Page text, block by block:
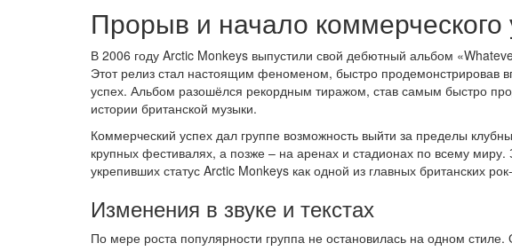
Прорыв и начало коммерческого
В 2006 году Arctic Monkeys выпустили свой дебютный альбом
Этот релиз стал настоящим феноменом, быстро продемонстрировав
успех. Альбом разошёлся рекордным тиражом, став самым быстро
истории британской музыки.
Коммерческий успех дал группе возможность выйти за пределы
крупных фестивалях, а позже – на аренах и стадионах по всему миру.
укрепивших статус Arctic Monkeys как одной из главных британских
Изменения в звуке и текстах
По мере роста популярности группа не остановилась на одном